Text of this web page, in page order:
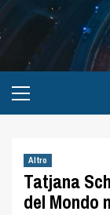
Altro
Tatjana
del Mondo